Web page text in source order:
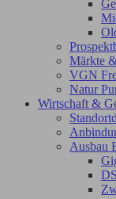
Märkte
VGN
Natur
Wirtschaft &
Ausbau